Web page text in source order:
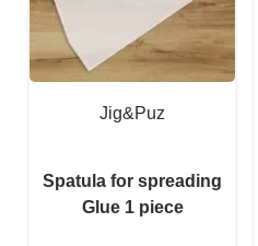
Jig&Puz
Spatula for spreading
Glue 1 piece